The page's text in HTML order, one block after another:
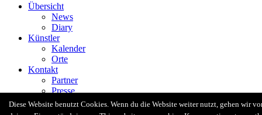
Übersicht
News
Diary
Künstler
Kalender
Orte
Kontakt
Partner
Presse
Radio Revolten Crew
Facebook
Diese Website benutzt Cookies. Wenn du die Website weiter nutzt, gehen wir